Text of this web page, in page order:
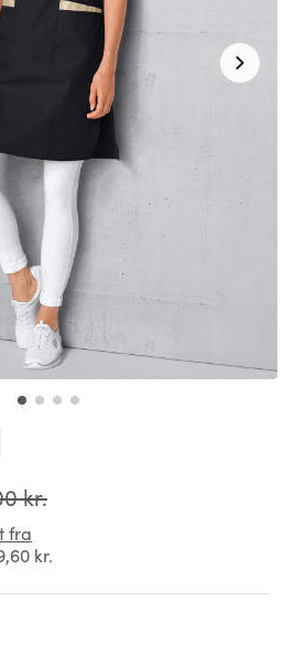
kr.
fra
kr.